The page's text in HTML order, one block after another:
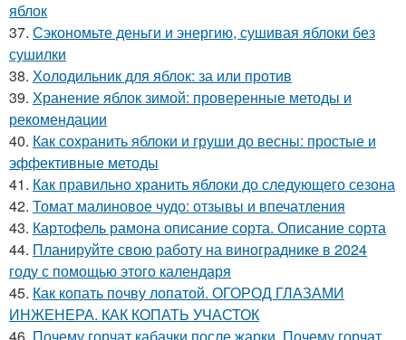
яблок
37. Сэкономьте деньги и энергию, сушивая яблоки без
сушилки
38. Холодильник для яблок: за или против
39. Хранение яблок зимой: проверенные методы и
рекомендации
40. Как сохранить яблоки и груши до весны: простые и
эффективные методы
41. Как правильно хранить яблоки до следующего сезона
42. Томат малиновое чудо: отзывы и впечатления
43. Картофель рамона описание сорта. Описание сорта
44. Планируйте свою работу на винограднике в 2024
году с помощью этого календаря
45. Как копать почву лопатой. ОГОРОД ГЛАЗАМИ
ИНЖЕНЕРА. КАК КОПАТЬ УЧАСТОК